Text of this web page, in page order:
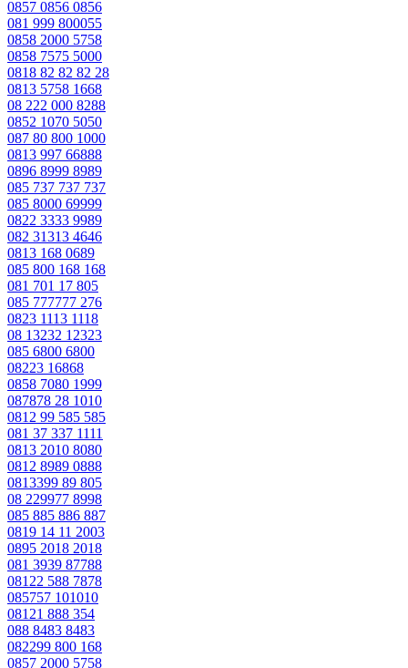
0857 0856 0856
081 999 800055
0858 2000 5758
0858 7575 5000
0818 82 82 82 28
0813 5758 1668
08 222 000 8288
0852 1070 5050
087 80 800 1000
0813 997 66888
0896 8999 8989
085 737 737 737
085 8000 69999
0822 3333 9989
082 31313 4646
0813 168 0689
085 800 168 168
081 701 17 805
085 777777 276
0823 1113 1118
08 13232 12323
085 6800 6800
08223 16868
0858 7080 1999
087878 28 1010
0812 99 585 585
081 37 337 1111
0813 2010 8080
0812 8989 0888
0813399 89 805
08 229977 8998
085 885 886 887
0819 14 11 2003
0895 2018 2018
081 3939 87788
08122 588 7878
085757 101010
08121 888 354
088 8483 8483
082299 800 168
0857 2000 5758